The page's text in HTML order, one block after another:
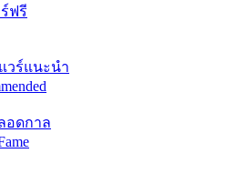
ฟรี
วร์แนะนำ
อดกาล